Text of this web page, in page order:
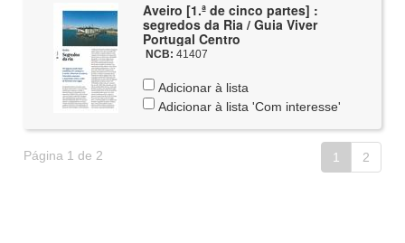
Aveiro [1.ª de cinco partes] :
segredos da Ria / Guia Viver
Portugal Centro
NCB: 41407
Adicionar à lista
Adicionar à lista 'Com interesse'
Página 1 de 2 1 2